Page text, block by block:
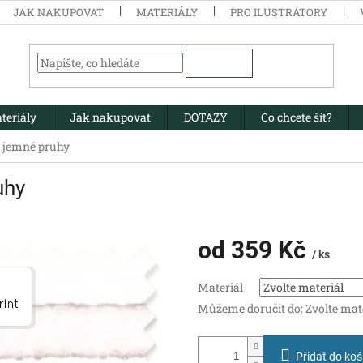
JAK NAKUPOVAT MATERIÁLY PRO ILUSTRÁTORY
Jak nakupovat DOTAZY Co chcete šít?
jemné pruhy
od 359 Kč / ks
cena:
Materiál
Můžeme doručit do:Zvolte
Přidat do